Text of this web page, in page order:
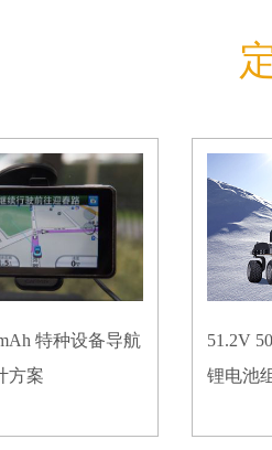
特种设备导航
方案
51.2V
锂电池